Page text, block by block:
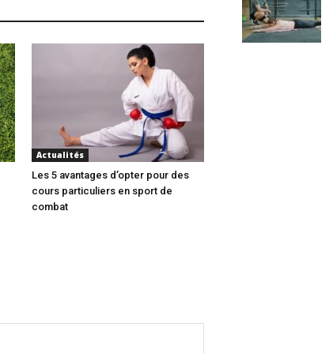
Actualités
Les 5 avantages d’opter pour des
cours particuliers en sport de
combat